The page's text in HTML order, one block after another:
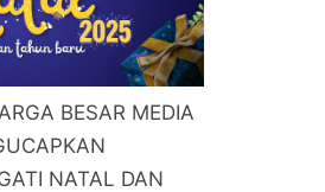
BESAR MEDIA
NATAL DAN